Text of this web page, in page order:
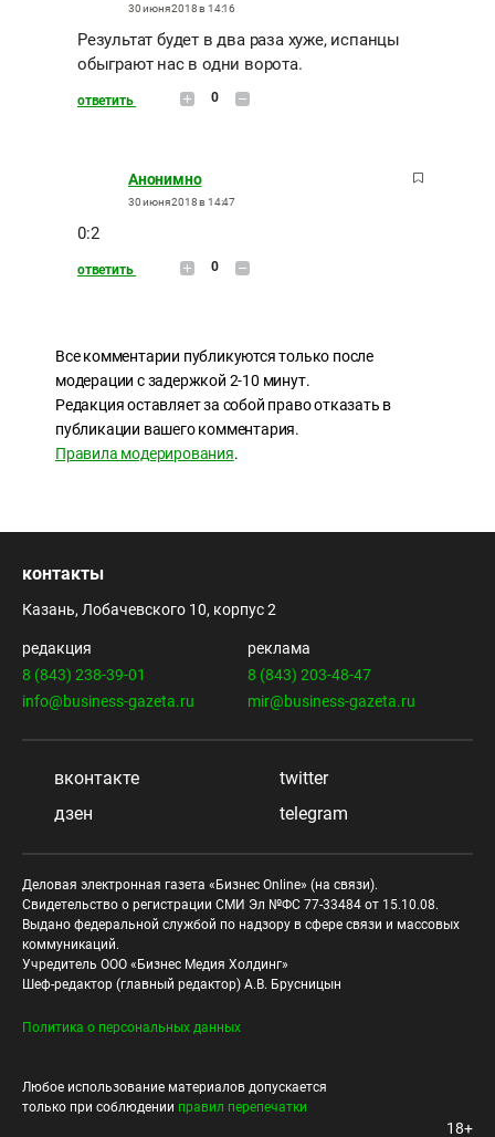
30 июня 2018 в 14:16
Результат будет в два раза хуже, испанцы
обыграют нас в одни ворота.
ответить 0
Анонимно
30 июня 2018 в 14:47
0:2
ответить 0
Все комментарии публикуются только после
модерации с задержкой 2-10 минут.
Редакция оставляет за собой право отказать в
публикации вашего комментария.
Правила модерирования.
контакты
Казань, Лобачевского 10, корпус 2
редакция
8 (843) 238-39-01
info@business-gazeta.ru
реклама
8 (843) 203-48-47
mir@business-gazeta.ru
вконтакте
twitter
дзен
telegram
Деловая электронная газета «Бизнес Online» (на связи).
Свидетельство о регистрации СМИ Эл №ФС 77-33484 от 15.10.08.
Выдано федеральной службой по надзору в сфере связи и массовых
коммуникаций.
Учредитель ООО «Бизнес Медия Холдинг»
Шеф-редактор (главный редактор) А.В. Брусницын
Политика о персональных данных
Любое использование материалов допускается
только при соблюдении правил перепечатки
18+